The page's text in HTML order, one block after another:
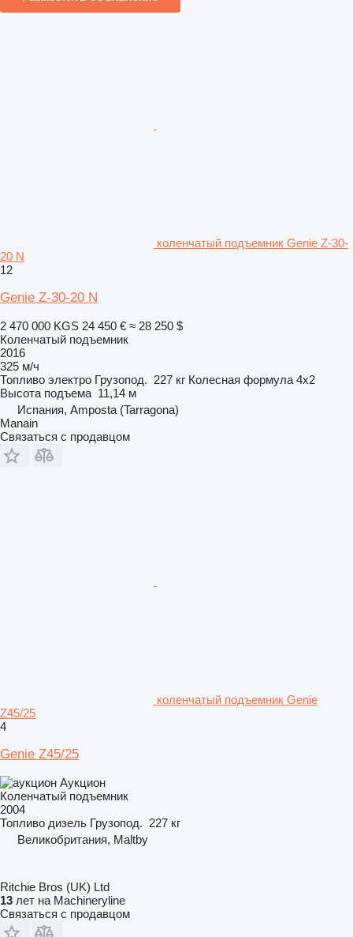
коленчатый подъемник Genie Z-30-
20 N
12
Genie Z-30-20 N
2 470 000 KGS 24 450 € ≈ 28 250 $
Коленчатый подъемник
2016
325 м/ч
Топливо электро Грузопод. 227 кг Колесная формула 4x2
Высота подъема 11,14 м
Испания, Amposta (Tarragona)
Manain
Связаться с продавцом
коленчатый подъемник Genie
Z45/25
4
Genie Z45/25
Аукцион
Коленчатый подъемник
2004
Топливо дизель Грузопод. 227 кг
Великобритания, Maltby
Ritchie Bros (UK) Ltd
13 лет на Machineryline
Связаться с продавцом